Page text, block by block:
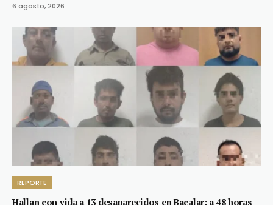
6 agosto, 2026
REPORTE
Hallan con vida a 13 desaparecidos en Bacalar; a 48 horas